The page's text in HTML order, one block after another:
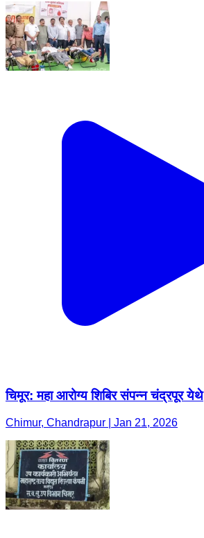
चिमूर: महा आरोग्य शिबिर संपन्न चंद्रपूर येथे
Chimur, Chandrapur | Jan 21, 2026